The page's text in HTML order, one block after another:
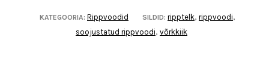
KATEGOORIA: Rippvoodid SILDID: ripptelk, rippvoodi,
soojustatud rippvoodi, võrkkiik